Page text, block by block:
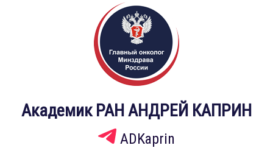
Академик РАН АНДРЕЙ КАПРИН
ADKaprin